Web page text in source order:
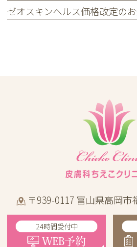
ゼオスキンヘルス価格改定の
〒939-0117 富山県高岡市
24時間受付中
WEB予約